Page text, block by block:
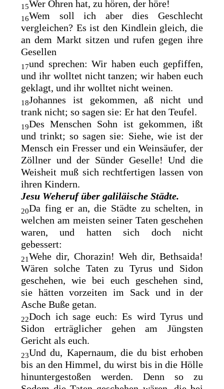
15Wer Ohren hat, zu hören, der höre!
16Wem soll ich aber dies Geschlecht
vergleichen? Es ist den Kindlein gleich, die
an dem Markt sitzen und rufen gegen ihre
Gesellen
17und sprechen: Wir haben euch gepfiffen,
und ihr wolltet nicht tanzen; wir haben euch
geklagt, und ihr wolltet nicht weinen.
18Johannes ist gekommen,aß nicht und
trank nicht; so sagen sie: Er hat den Teufel.
19Des Menschen Sohn ist gekommen, ißt
und trinkt; so sagen sie: Siehe, wie ist der
Mensch ein Fresser und ein Weinsäufer, der
Zöllner und der Sünder Geselle! Und die
Weisheit muß sich rechtfertigen lassen von
ihren Kindern.
Jesu Weheruf über galiläische Städte.
20Da fing er an, die Städte zu schelten, in
welchen am meisten seiner Taten geschehen
waren, und hatten sich doch nicht
gebessert:
21Wehe dir, Chorazin! Weh dir, Bethsaida!
Wären solche Taten zu Tyrus und Sidon
geschehen, wie bei euch geschehen sind,
sie hätten vorzeiten im Sack und in der
Asche Buße getan.
22Doch ich sage euch: Es wird Tyrus und
Sidon erträglicher gehen am Jüngsten
Gericht als euch.
23Und du, Kapernaum, die du bist erhoben
bis an den Himmel, du wirst bis in die Hölle
hinuntergestoßen werden. Denn so zu